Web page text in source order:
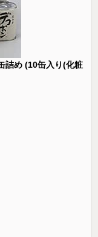
詰め (10缶入り(化粧